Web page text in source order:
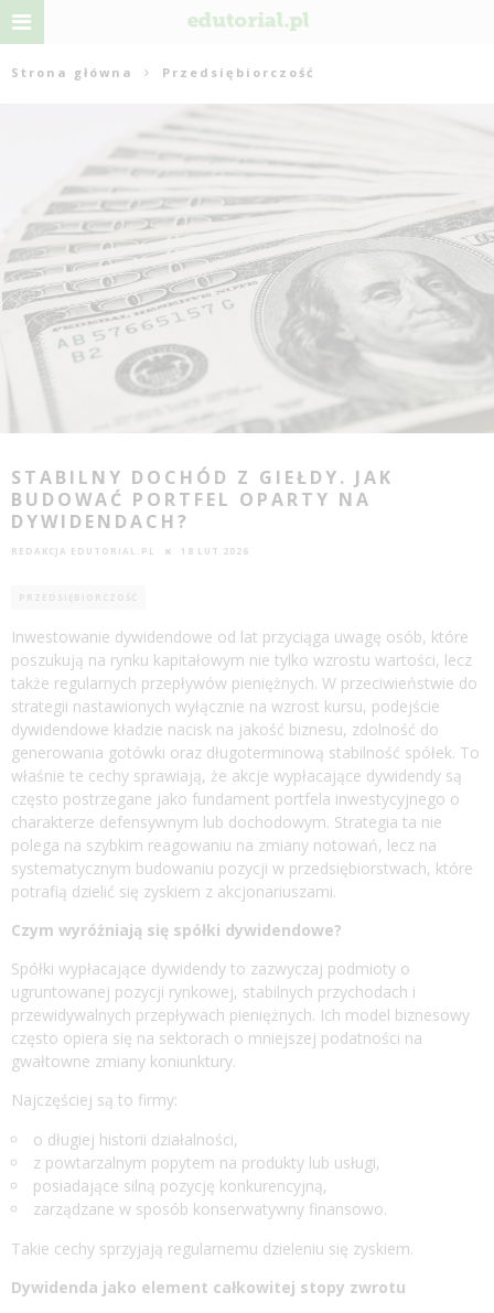
Strona główna Przedsiębiorczość
STABILNY DOCHÓD Z GIEŁDY. JAK
BUDOWAĆ PORTFEL OPARTY NA
DYWIDENDACH?
REDAKCJA EDUTORIAL.PL 18 LUT 2026
PRZEDSIĘBIORCZOŚĆ
Inwestowanie dywidendowe od lat przyciąga uwagę osób, które
poszukują na rynku kapitałowym nie tylko wzrostu wartości, lecz
także regularnych przepływów pieniężnych. W przeciwieństwie do
strategii nastawionych wyłącznie na wzrost kursu, podejście
dywidendowe kładzie nacisk na jakość biznesu, zdolność do
generowania gotówki oraz długoterminową stabilność spółek. To
właśnie te cechy sprawiają, że akcje wypłacające dywidendy są
często postrzegane jako fundament portfela inwestycyjnego o
charakterze defensywnym lub dochodowym. Strategia ta nie
polega na szybkim reagowaniu na zmiany notowań, lecz na
systematycznym budowaniu pozycji w przedsiębiorstwach, które
potrafią dzielić się zyskiem z akcjonariuszami.
Czym wyróżniają się spółki dywidendowe?
Spółki wypłacające dywidendy to zazwyczaj podmioty o
ugruntowanej pozycji rynkowej, stabilnych przychodach i
przewidywalnych przepływach pieniężnych. Ich model biznesowy
często opiera się na sektorach o mniejszej podatności na
gwałtowne zmiany koniunktury.
Najczęściej są to firmy:
o długiej historii działalności,
z powtarzalnym popytem na produkty lub usługi,
posiadające silną pozycję konkurencyjną,
zarządzane w sposób konserwatywny finansowo.
Takie cechy sprzyjają regularnemu dzieleniu się zyskiem.
Dywidenda jako element całkowitej stopy zwrotu